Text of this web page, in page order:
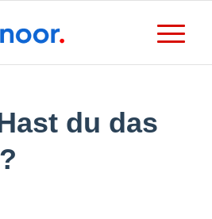
du das